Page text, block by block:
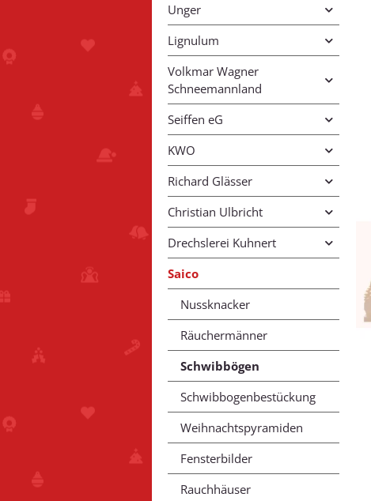
Unger
Lignulum
Volkmar Wagner
Schneemannland
Seiffen eG
KWO
Richard Glässer
Christian Ulbricht
Drechslerei Kuhnert
Saico
Nussknacker
Räuchermänner
Schwibbögen
Schwibbogenbestückung
Weihnachtspyramiden
Fensterbilder
Rauchhäuser